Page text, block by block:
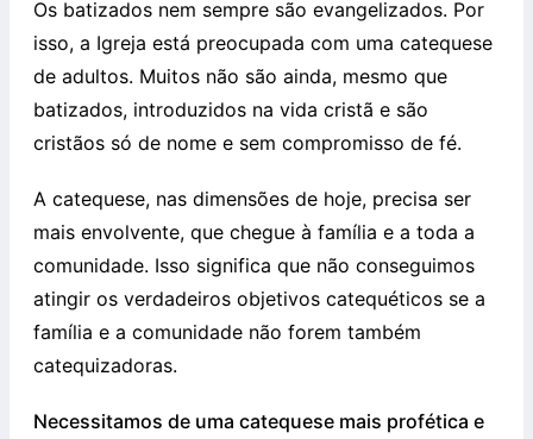
Os batizados nem sempre são evangelizados. Por
isso, a Igreja está preocupada com uma catequese
de adultos. Muitos não são ainda, mesmo que
batizados, introduzidos na vida cristã e são
cristãos só de nome e sem compromisso de fé.
A catequese, nas dimensões de hoje, precisa ser
mais envolvente, que chegue à família e a toda a
comunidade. Isso significa que não conseguimos
atingir os verdadeiros objetivos catequéticos se a
família e a comunidade não forem também
catequizadoras.
Necessitamos de uma catequese mais profética e